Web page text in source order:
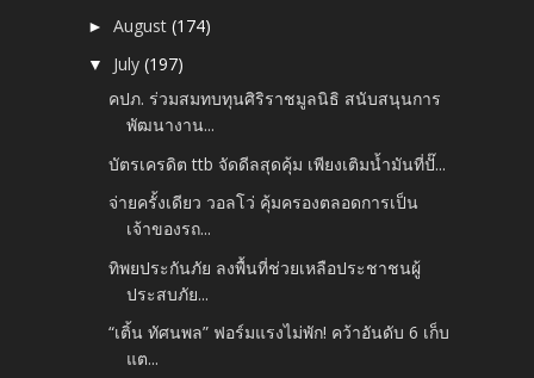
►August(174)
▼ July(197)
คปภ. ร่วมสมทบทุนศิริราชมูลนิธิ สนับสนุนการ
พัฒนางาน...
บัตรเครดิต ttb จัดดีลสุดคุ้ม เพียงเติมน้ำมันที่ปั๊...
จ่ายครั้งเดียว วอลโว่ คุ้มครองตลอดการเป็น
เจ้าของรถ...
ทิพยประกันภัย ลงพื้นที่ช่วยเหลือประชาชนผู้
ประสบภัย...
“เติ้น ทัศนพล” ฟอร์มแรงไม่พัก! คว้าอันดับ 6 เก็บ
แต...